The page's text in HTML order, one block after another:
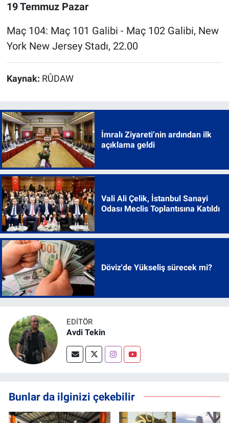
19 Temmuz Pazar
Maç 104: Maç 101 Galibi - Maç 102 Galibi, New
York New Jersey Stadı, 22.00
Kaynak: RÛDAW
İmralı Ziyareti’nin ardından ilk
açıklama geldi
Vali Ali Çelik, İstanbul Sanayi
Odası Meclis Toplantısına Katıldı
Döviz'de Yükseliş sürecek mi?
EDITÖR
Avdi Tekin
Bunlar da ilginizi çekebilir